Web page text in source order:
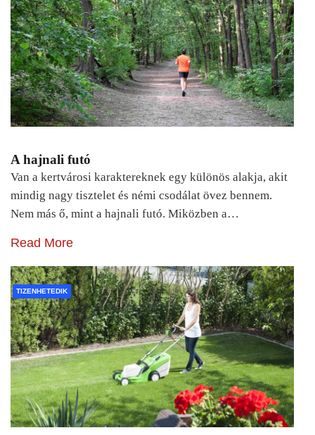
A hajnali futó
Van a kertvárosi karaktereknek egy különös alakja, akit
mindig nagy tisztelet és némi csodálat övez bennem.
Nem más ő, mint a hajnali futó. Miközben a…
Read More
TIZENHETEDIK